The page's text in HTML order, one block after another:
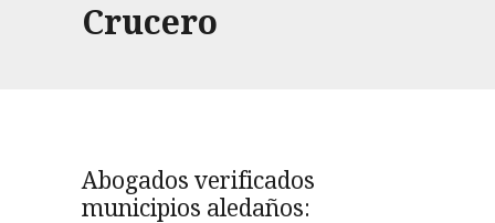
Crucero
Abogados verificados
municipios aledaños: